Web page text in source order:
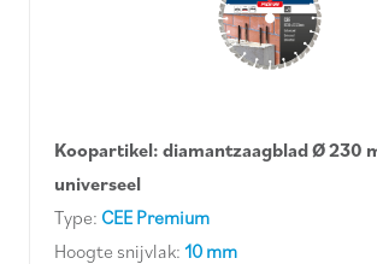
Koopartikel: diamantzaagblad Ø 230
universeel
Type: CEE Premium
Hoogte snijvlak: 10 mm